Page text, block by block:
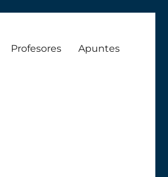
Profesores Apuntes